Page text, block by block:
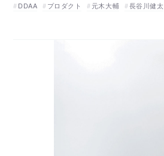
DDAA プロダクト 元木大輔 長谷川健太